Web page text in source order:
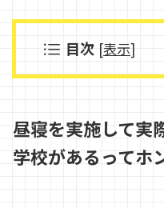
目次 [表示]
昼寝を実施して実
学校があるってホ